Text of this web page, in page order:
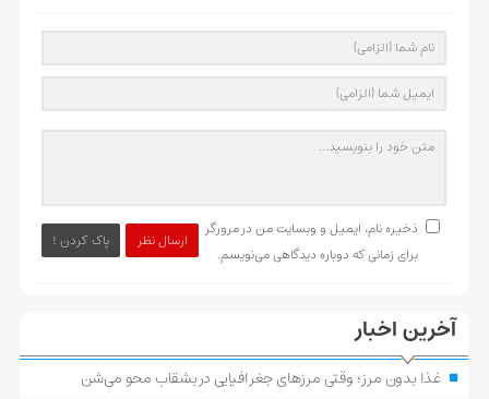
ارسال نظر پاک کردن !
ذخیره نام، ایمیل و وبسایت من در مرورگر
برای زمانی که دوباره دیدگاهی می‌نویسم.
آخرین اخبار
غذا بدون مرز؛ وقتی مرزهای جغرافیایی در بشقاب محو می‌شن